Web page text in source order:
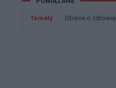
Tematy dbanie o zdrowie